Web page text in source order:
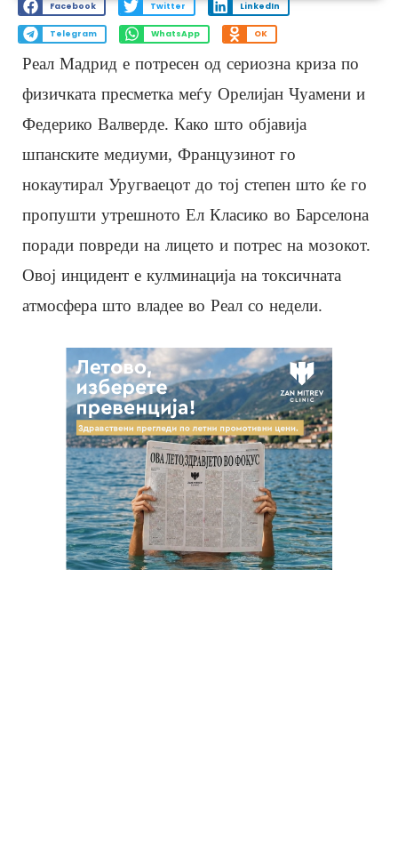
Facebook Twitter LinkedIn
Telegram WhatsApp OK
Реал Мадрид е потресен од сериозна криза по
физичката пресметка меѓу Орелијан Чуамени и
Федерико Валверде. Како што објавија
шпанските медиуми, Французинот го
нокаутирал Уругваецот до тој степен што ќе го
пропушти утрешното Ел Класико во Барселона
поради повреди на лицето и потрес на мозокот.
Овој инцидент е кулминација на токсичната
атмосфера што владее во Реал со недели.